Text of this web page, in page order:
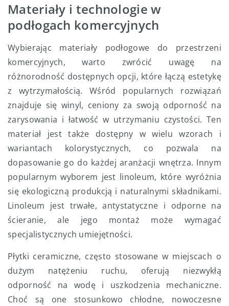
Materiały i technologie w
podłogach komercyjnych
Wybierając materiały podłogowe do przestrzeni
komercyjnych, warto zwrócić uwagę na
różnorodność dostępnych opcji, które łączą estetykę
z wytrzymałością. Wśród popularnych rozwiązań
znajduje się winyl, ceniony za swoją odporność na
zarysowania i łatwość w utrzymaniu czystości. Ten
materiał jest także dostępny w wielu wzorach i
wariantach kolorystycznych, co pozwala na
dopasowanie go do każdej aranżacji wnętrza. Innym
popularnym wyborem jest linoleum, które wyróżnia
się ekologiczną produkcją i naturalnymi składnikami.
Linoleum jest trwałe, antystatyczne i odporne na
ścieranie, ale jego montaż może wymagać
specjalistycznych umiejętności.
Płytki ceramiczne, często stosowane w miejscach o
dużym natężeniu ruchu, oferują niezwykłą
odporność na wodę i uszkodzenia mechaniczne.
Choć są one stosunkowo chłodne, nowoczesne